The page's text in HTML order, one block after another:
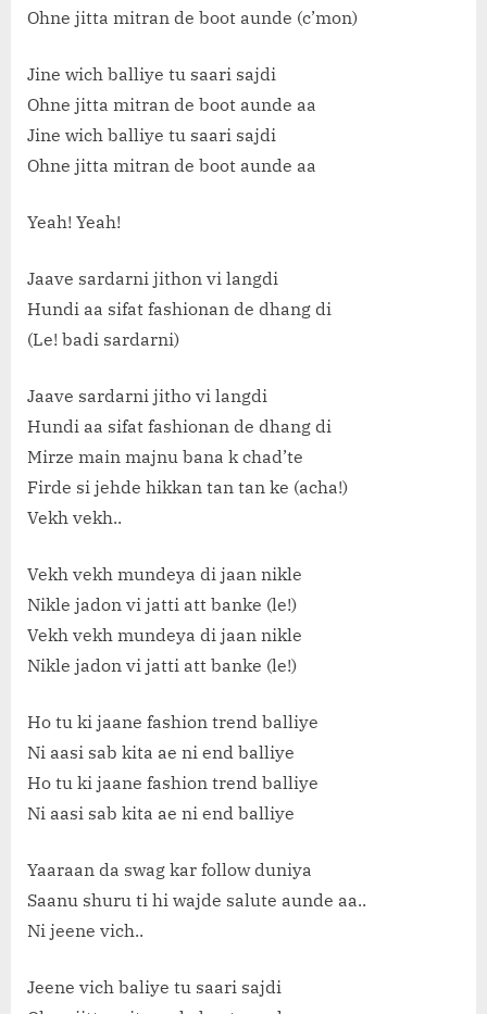
Ohne jitta mitran de boot aunde (c’mon)
Jine wich balliye tu saari sajdi
Ohne jitta mitran de boot aunde aa
Jine wich balliye tu saari sajdi
Ohne jitta mitran de boot aunde aa
Yeah! Yeah!
Jaave sardarni jithon vi langdi
Hundi aa sifat fashionan de dhang di
(Le! badi sardarni)
Jaave sardarni jitho vi langdi
Hundi aa sifat fashionan de dhang di
Mirze main majnu bana k chad’te
Firde si jehde hikkan tan tan ke (acha!)
Vekh vekh..
Vekh vekh mundeya di jaan nikle
Nikle jadon vi jatti att banke (le!)
Vekh vekh mundeya di jaan nikle
Nikle jadon vi jatti att banke (le!)
Ho tu ki jaane fashion trend balliye
Ni aasi sab kita ae ni end balliye
Ho tu ki jaane fashion trend balliye
Ni aasi sab kita ae ni end balliye
Yaaraan da swag kar follow duniya
Saanu shuru ti hi wajde salute aunde aa..
Ni jeene vich..
Jeene vich baliye tu saari sajdi